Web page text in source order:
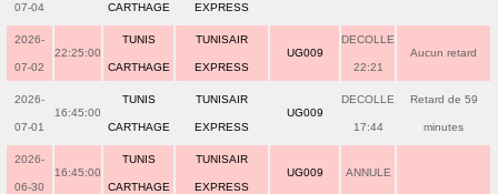
07-04 CARTHAGE EXPRESS
2026-
07-02
22:25:00
TUNIS
CARTHAGE
TUNISAIR
EXPRESS
UG009
DECOLLE
22:21
Aucun retard
2026-
07-01
16:45:00
TUNIS
CARTHAGE
TUNISAIR
EXPRESS
UG009
DECOLLE
17:44
Retard de 59
minutes
2026-
06-30
16:45:00
TUNIS
CARTHAGE
TUNISAIR
EXPRESS
UG009 ANNULE